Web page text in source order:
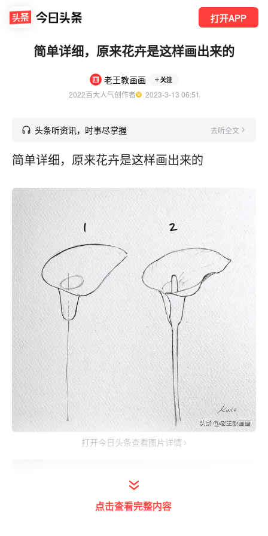
打开APP
简单详细，原来花卉是这样画出来的
老王教画画 关注
2022百大人气创作者
  2023-3-13 06:51
头条听资讯，时事尽掌握 去听全文
简单详细，原来花卉是这样画出来的
打开今日头条查看图片详情
点击查看完整内容